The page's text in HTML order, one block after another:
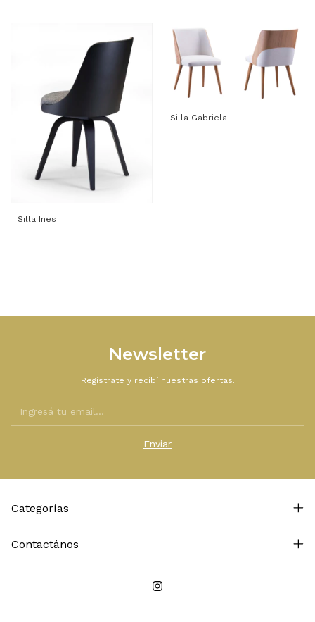
Silla Ines
Silla Gabriela
Newsletter
Registrate y recibí nuestras ofertas.
Categorías
Contactános